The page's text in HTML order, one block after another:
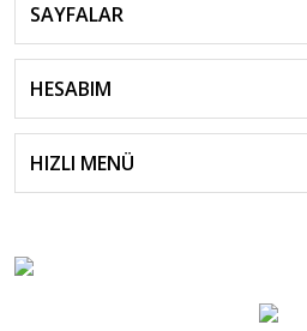
SAYFALAR
HESABIM
HIZLI MENÜ